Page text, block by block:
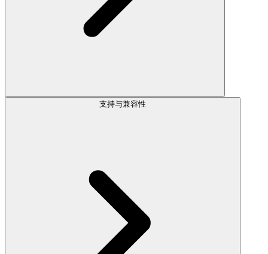
支持与兼容性